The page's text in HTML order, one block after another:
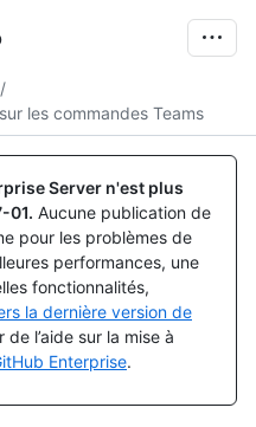
/
les commandes Teams
Server n'est plus
01. Aucune publication de
pour les problèmes de
performances, une
fonctionnalités,
la dernière version de
de l’aide sur la mise à
Enterprise.